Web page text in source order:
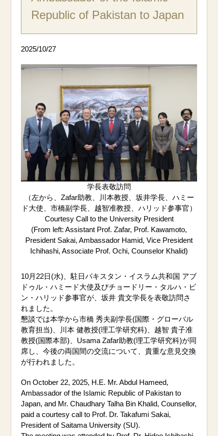
Republic of Pakistan to Japan
2025/10/27
学長表敬訪問
（左から、Zafar助教、川本教授、坂井学長、ハミー
ド大使、市橋副学長、越智准教授、ハリッド参事官）
Courtesy Call to the University President
(From left: Assistant Prof. Zafar, Prof. Kawamoto,
President Sakai, Ambassador Hamid, Vice President
Ichihashi, Associate Prof. Ochi, Counselor Khalid)
10月22日(水)、駐日パキスタン・イスラム共和国 アブ
ドゥル・ハミード大使及びチョードリー・タルハ・ビ
ン・ハリッド参事官が、坂井 貴文学長を表敬訪問さ
れました。
懇談では本学から市橋 秀夫副学長(国際・グローバル
教育担当)、川本 健教授(理工学研究科)、越智 貴子准
教授(国際本部)、Usama Zafar助教(理工学研究科)が同
席し、今後の両国間の交流について、貴重な意見交換
が行われました。
On October 22, 2025, H.E. Mr. Abdul Hameed,
Ambassador of the Islamic Republic of Pakistan to
Japan, and Mr. Chaudhary Talha Bin Khalid, Counsellor,
paid a courtesy call to Prof. Dr. Takafumi Sakai,
President of Saitama University (SU).